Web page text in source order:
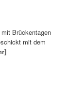
Brückentagen
mit dem